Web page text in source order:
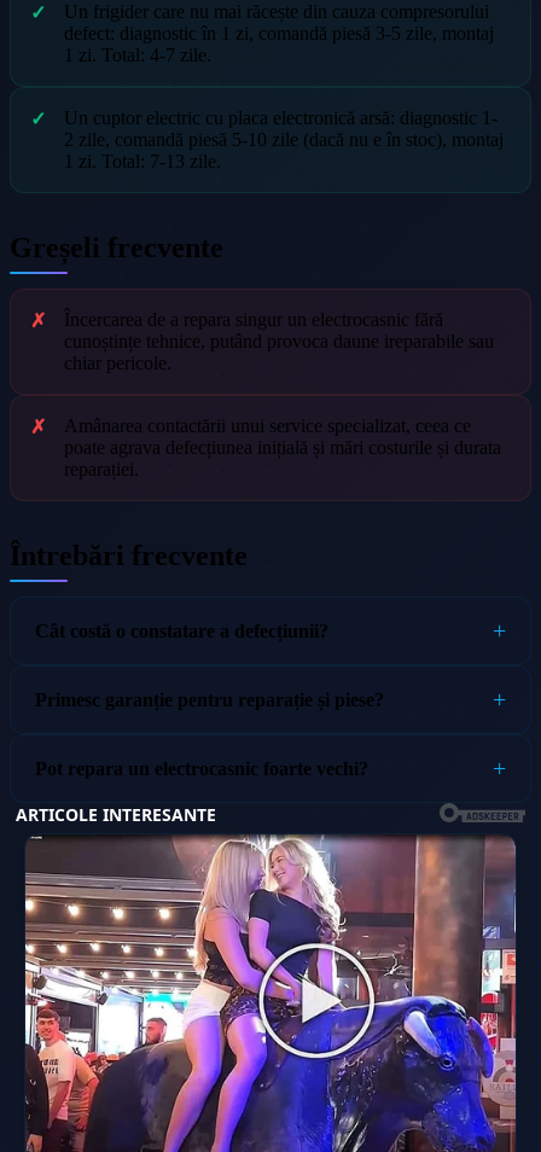
Un frigider care nu mai răcește din cauza compresorului
defect: diagnostic în 1 zi, comandă piesă 3-5 zile, montaj
1 zi. Total: 4-7 zile.
Un cuptor electric cu placa electronică arsă: diagnostic 1-
2 zile, comandă piesă 5-10 zile (dacă nu e în stoc), montaj
1 zi. Total: 7-13 zile.
Greșeli frecvente
Încercarea de a repara singur un electrocasnic fără
cunoștințe tehnice, putând provoca daune ireparabile sau
chiar pericole.
Amânarea contactării unui service specializat, ceea ce
poate agrava defecțiunea inițială și mări costurile și durata
reparației.
Întrebări frecvente
Cât costă o constatare a defecțiunii?
Primesc garanție pentru reparație și piese?
Pot repara un electrocasnic foarte vechi?